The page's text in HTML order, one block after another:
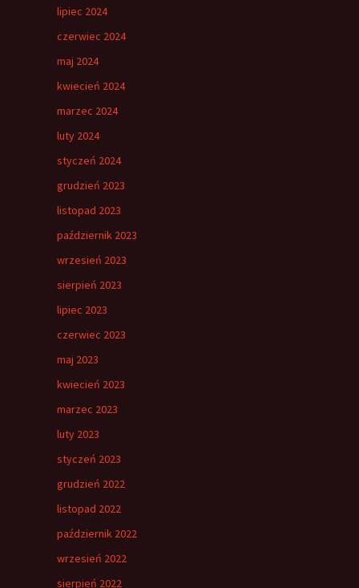
lipiec 2024
czerwiec 2024
maj 2024
kwiecień 2024
marzec 2024
luty 2024
styczeń 2024
grudzień 2023
listopad 2023
październik 2023
wrzesień 2023
sierpień 2023
lipiec 2023
czerwiec 2023
maj 2023
kwiecień 2023
marzec 2023
luty 2023
styczeń 2023
grudzień 2022
listopad 2022
październik 2022
wrzesień 2022
sierpień 2022